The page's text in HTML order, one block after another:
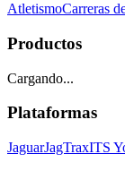
AtletismoCarreras
Productos
Cargando...
Plataformas
JaguarJagTraxITS